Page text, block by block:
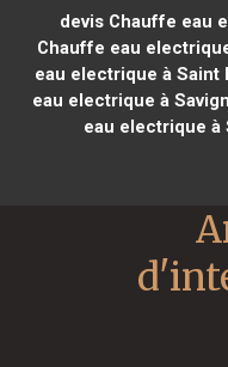
devis Chauffe eau
Chauffe eau
eau electrique à Saint
eau electrique à
eau electrique à